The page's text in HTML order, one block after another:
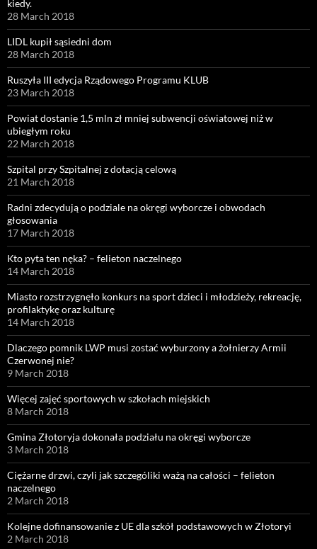
kiedy.
28 March 2018
LIDL kupił sąsiedni dom
28 March 2018
Ruszyła III edycja Rządowego Programu KLUB
23 March 2018
Powiat dostanie 1,5 mln zł mniej subwencji oświatowej niż w
ubiegłym roku
22 March 2018
Szpital przy Szpitalnej z dotacją celową
21 March 2018
Radni zdecydują o podziale na okręgi wyborcze i obwodach
głosowania
17 March 2018
Kto pyta ten nęka? – felieton naczelnego
14 March 2018
Miasto rozstrzygnęło konkurs na sport dzieci i młodzieży, rekreację,
profilaktykę oraz kulturę
14 March 2018
Dlaczego pomnik LWP musi zostać wyburzony a żołnierzy Armii
Czerwonej nie?
9 March 2018
Więcej zajęć sportowych w szkołach miejskich
8 March 2018
Gmina Złotoryja dokonała podziału na okręgi wyborcze
3 March 2018
Ciężarne drzwi, czyli jak szczególiki ważą na całości – felieton
naczelnego
2 March 2018
Kolejne dofinansowanie z UE dla szkół podstawowych w Złotoryi
2 March 2018